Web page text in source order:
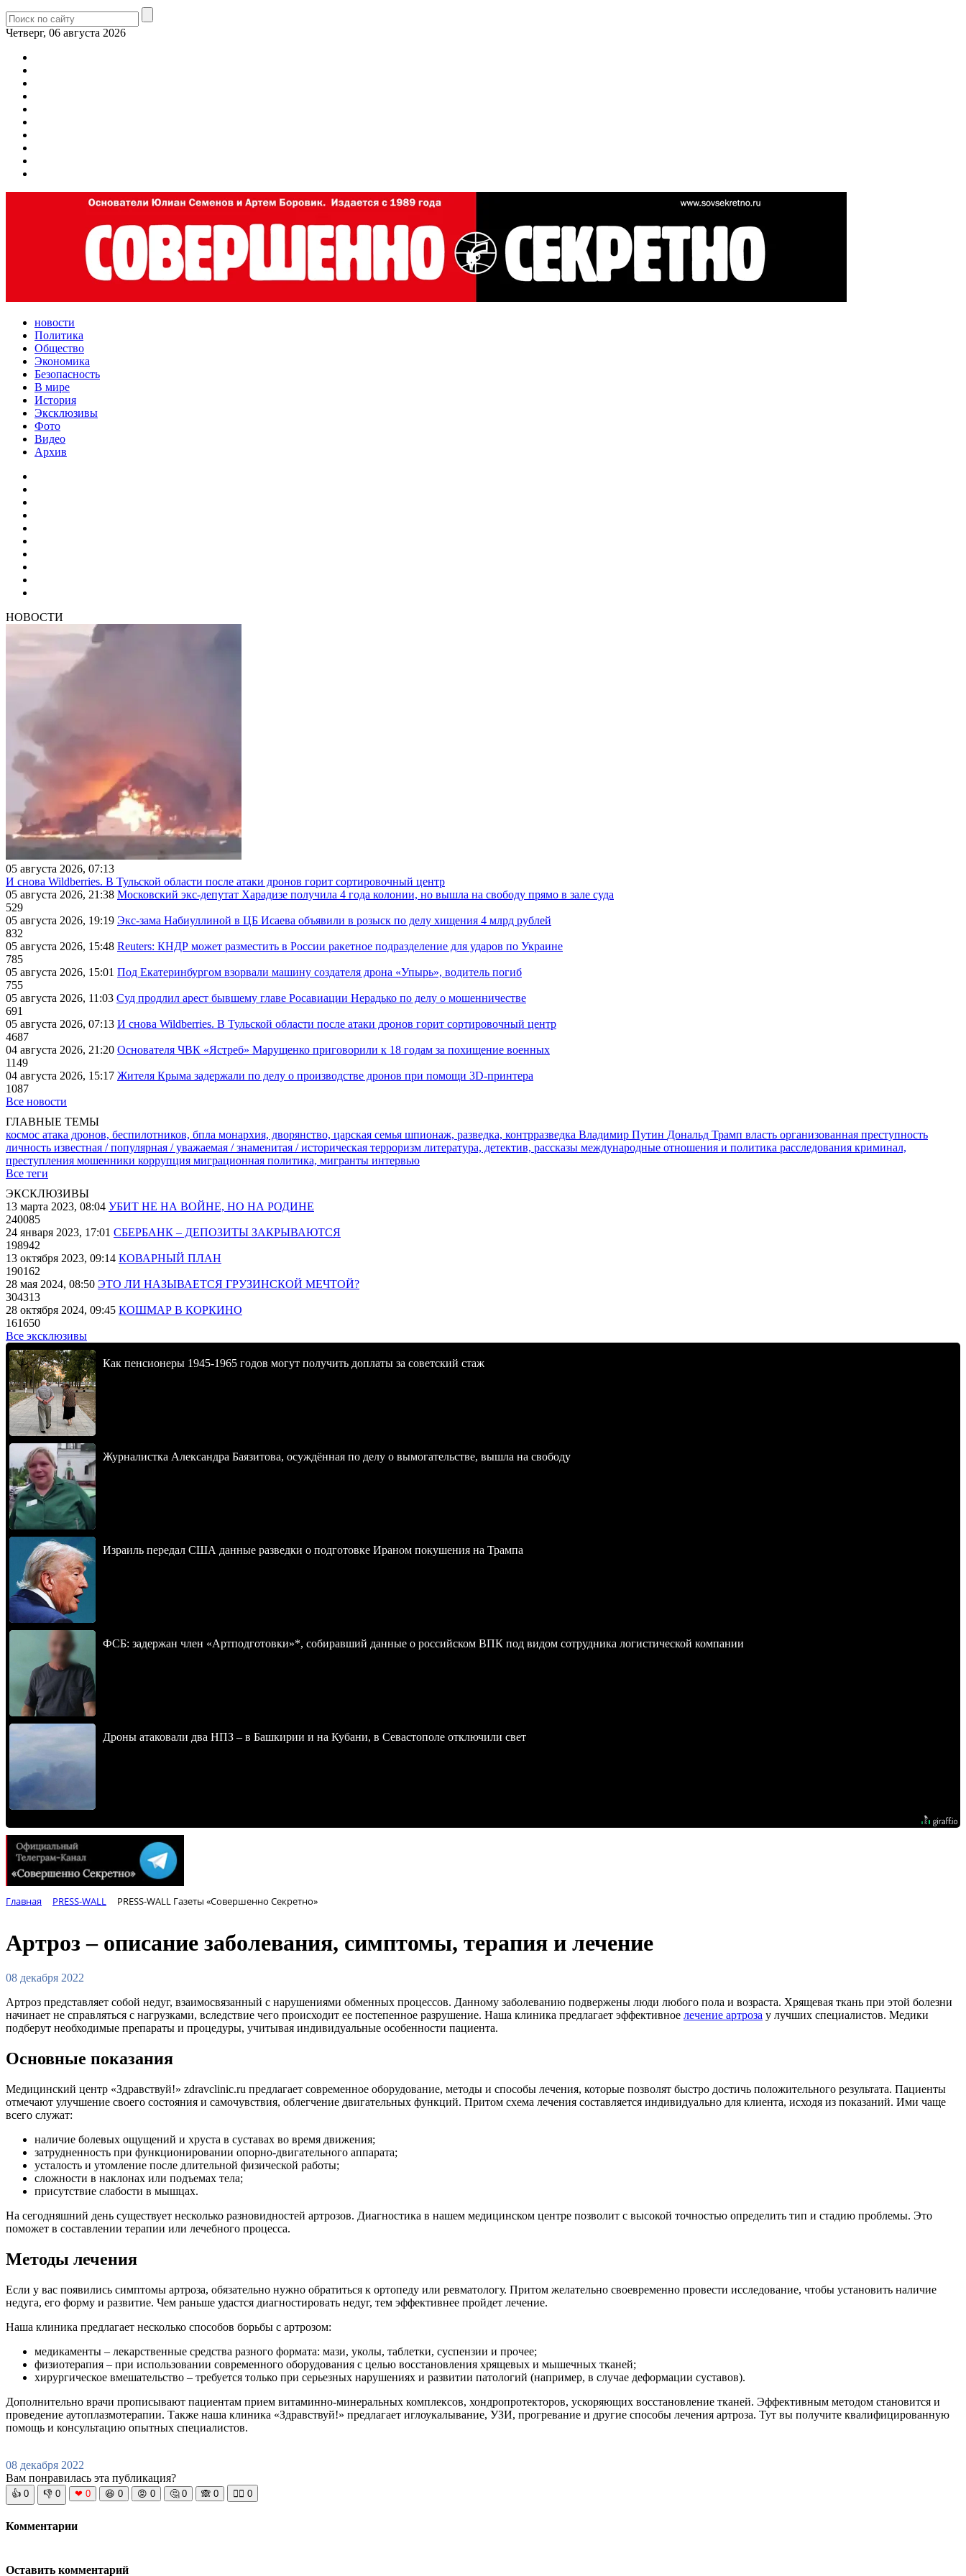
Четверг, 06 августа 2026
новости
Политика
Общество
Экономика
Безопасность
В мире
История
Эксклюзивы
Фото
Видео
Архив
НОВОСТИ
05 августа 2026, 07:13
И снова Wildberries. В Тульской области после атаки дронов горит сортировочный центр
05 августа 2026, 21:38 Московский экс-депутат Харадизе получила 4 года колонии, но вышла на свободу прямо в зале суда
529
05 августа 2026, 19:19 Экс-зама Набиуллиной в ЦБ Исаева объявили в розыск по делу хищения 4 млрд рублей
832
05 августа 2026, 15:48 Reuters: КНДР может разместить в России ракетное подразделение для ударов по Украине
785
05 августа 2026, 15:01 Под Екатеринбургом взорвали машину создателя дрона «Упырь», водитель погиб
755
05 августа 2026, 11:03 Суд продлил арест бывшему главе Росавиации Нерадько по делу о мошенничестве
691
05 августа 2026, 07:13 И снова Wildberries. В Тульской области после атаки дронов горит сортировочный центр
4687
04 августа 2026, 21:20 Основателя ЧВК «Ястреб» Марущенко приговорили к 18 годам за похищение военных
1149
04 августа 2026, 15:17 Жителя Крыма задержали по делу о производстве дронов при помощи 3D‑принтера
1087
Все новости
ГЛАВНЫЕ ТЕМЫ
космос атака дронов, беспилотников, бпла монархия, дворянство, царская семья шпионаж, разведка, контрразведка Владимир Путин Дональд Трамп власть организованная преступность
личность известная / популярная / уважаемая / знаменитая / историческая терроризм литература, детектив, рассказы международные отношения и политика расследования криминал,
преступления мошенники коррупция миграционная политика, мигранты интервью
Все теги
ЭКСКЛЮЗИВЫ
13 марта 2023, 08:04 УБИТ НЕ НА ВОЙНЕ, НО НА РОДИНЕ
240085
24 января 2023, 17:01 СБЕРБАНК – ДЕПОЗИТЫ ЗАКРЫВАЮТСЯ
198942
13 октября 2023, 09:14 КОВАРНЫЙ ПЛАН
190162
28 мая 2024, 08:50 ЭТО ЛИ НАЗЫВАЕТСЯ ГРУЗИНСКОЙ МЕЧТОЙ?
304313
28 октября 2024, 09:45 КОШМАР В КОРКИНО
161650
Все эксклюзивы
Как пенсионеры 1945-1965 годов могут получить доплаты за советский стаж
Журналистка Александра Баязитова, осуждённая по делу о вымогательстве, вышла на свободу
Израиль передал США данные разведки о подготовке Ираном покушения на Трампа
ФСБ: задержан член «Артподготовки»*, собиравший данные о российском ВПК под видом сотрудника логистической компании
Дроны атаковали два НПЗ – в Башкирии и на Кубани, в Севастополе отключили свет
Главная PRESS-WALL PRESS-WALL Газеты «Совершенно Секретно»
Артроз – описание заболевания, симптомы, терапия и лечение
08 декабря 2022
Артроз представляет собой недуг, взаимосвязанный с нарушениями обменных процессов. Данному заболеванию подвержены люди любого пола и возраста. Хрящевая ткань при этой болезни
начинает не справляться с нагрузками, вследствие чего происходит ее постепенное разрушение. Наша клиника предлагает эффективное лечение артроза у лучших специалистов. Медики
подберут необходимые препараты и процедуры, учитывая индивидуальные особенности пациента.
Основные показания
Медицинский центр «Здравствуй!» zdravclinic.ru предлагает современное оборудование, методы и способы лечения, которые позволят быстро достичь положительного результата. Пациенты
отмечают улучшение своего состояния и самочувствия, облегчение двигательных функций. Притом схема лечения составляется индивидуально для клиента, исходя из показаний. Ими чаще
всего служат:
наличие болевых ощущений и хруста в суставах во время движения;
затрудненность при функционировании опорно-двигательного аппарата;
усталость и утомление после длительной физической работы;
сложности в наклонах или подъемах тела;
присутствие слабости в мышцах.
На сегодняшний день существует несколько разновидностей артрозов. Диагностика в нашем медицинском центре позволит с высокой точностью определить тип и стадию проблемы. Это
поможет в составлении терапии или лечебного процесса.
Методы лечения
Если у вас появились симптомы артроза, обязательно нужно обратиться к ортопеду или ревматологу. Притом желательно своевременно провести исследование, чтобы установить наличие
недуга, его форму и развитие. Чем раньше удастся диагностировать недуг, тем эффективнее пройдет лечение.
Наша клиника предлагает несколько способов борьбы с артрозом:
медикаменты – лекарственные средства разного формата: мази, уколы, таблетки, суспензии и прочее;
физиотерапия – при использовании современного оборудования с целью восстановления хрящевых и мышечных тканей;
хирургическое вмешательство – требуется только при серьезных нарушениях и развитии патологий (например, в случае деформации суставов).
Дополнительно врачи прописывают пациентам прием витаминно-минеральных комплексов, хондропротекторов, ускоряющих восстановление тканей. Эффективным методом становится и
проведение аутоплазмотерапии. Также наша клиника «Здравствуй!» предлагает иглоукалывание, УЗИ, прогревание и другие способы лечения артроза. Тут вы получите квалифицированную
помощь и консультацию опытных специалистов.
08 декабря 2022
Вам понравилась эта публикация?
👍 0 👎 0 ❤ 0 😆 0 😡 0 🤔 0 🙈 0 🧘‍♀️ 0
Комментарии
Оставить комментарий